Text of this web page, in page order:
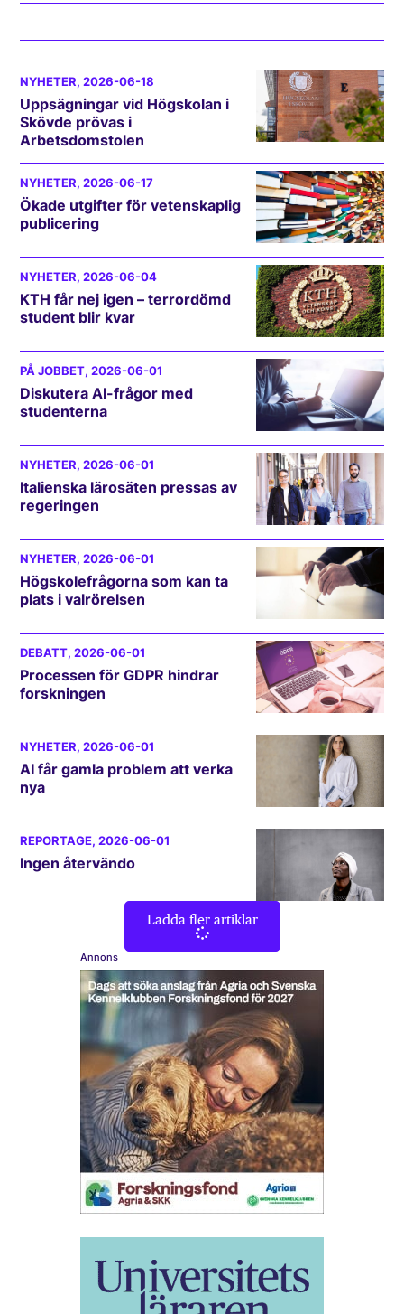
NYHETER, 2026-06-18
Uppsägningar vid Högskolan i
Skövde prövas i
Arbetsdomstolen
NYHETER, 2026-06-17
Ökade utgifter för vetenskaplig
publicering
NYHETER, 2026-06-04
KTH får nej igen – terrordömd
student blir kvar
PÅ JOBBET, 2026-06-01
Diskutera AI-frågor med
studenterna
NYHETER, 2026-06-01
Italienska lärosäten pressas av
regeringen
NYHETER, 2026-06-01
Högskolefrågorna som kan ta
plats i valrörelsen
DEBATT, 2026-06-01
Processen för GDPR hindrar
forskningen
NYHETER, 2026-06-01
AI får gamla problem att verka
nya
REPORTAGE, 2026-06-01
Ingen återvändo
Ladda fler artiklar
Annons